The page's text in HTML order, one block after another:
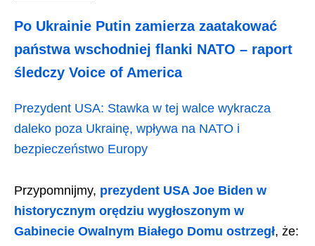
Po Ukrainie Putin zamierza zaatakować
państwa wschodniej flanki NATO – raport
śledczy Voice of America
Prezydent USA: Stawka w tej walce wykracza
daleko poza Ukrainę, wpływa na NATO i
bezpieczeństwo Europy
Przypomnijmy, prezydent USA Joe Biden w
historycznym orędziu wygłoszonym w
Gabinecie Owalnym Białego Domu ostrzegł, że: